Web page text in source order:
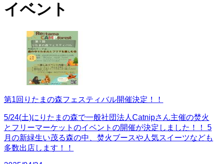
イベント
第1回りたまの森フェスティバル開催決定！！
5/24(土)にりたまの森で一般社団法人Catnipさん主催の焚火
とフリーマーケットのイベントの開催が決定しました！！ 5
月の新緑生い茂る森の中、焚火ブースや人気スイーツなども
多数出店します！！